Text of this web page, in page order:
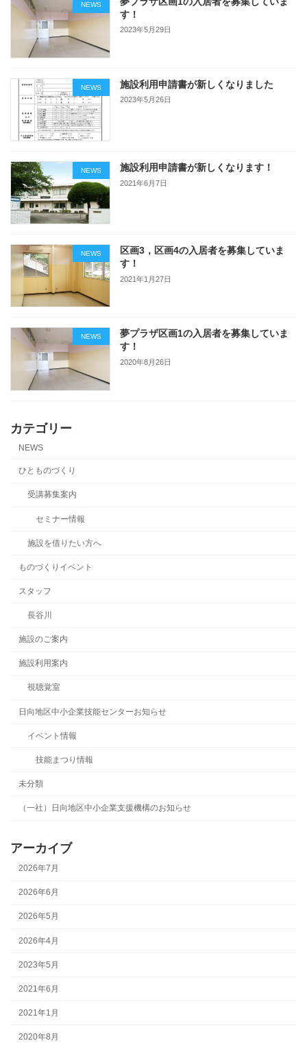
NEWS
す！
2023年5月29日
NEWS 施設利用申請書が新しくなりました
2023年5月26日
NEWS 施設利用申請書が新しくなります！
2021年6月7日
NEWS
区画3，区画4の入居者を募集していま
す！
2021年1月27日
NEWS
夢プラザ区画1の入居者を募集していま
す！
2020年8月26日
カテゴリー
NEWS
ひとものづくり
受講募集案内
セミナー情報
施設を借りたい方へ
ものづくりイベント
スタッフ
長谷川
施設のご案内
施設利用案内
視聴覚室
日向地区中小企業技能センターお知らせ
イベント情報
技能まつり情報
未分類
（一社）日向地区中小企業支援機構のお知らせ
アーカイブ
2026年7月
2026年6月
2026年5月
2026年4月
2023年5月
2021年6月
2021年1月
2020年8月